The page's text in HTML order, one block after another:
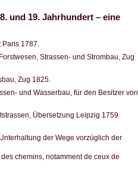
und 19. Jahrhundert – eine
1787.
Strassen- und Strombau, Zug
Zug 1825.
und Wasserbau, für den Besitzer von
Übersetzung Leipzig 1759
der Wege vorzüglich der
chemins, notamment de ceux de